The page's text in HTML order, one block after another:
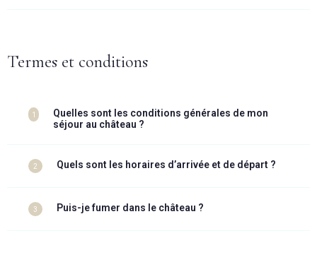
Termes et conditions
1
Quelles sont les conditions générales de mon
séjour au château ?
2 Quels sont les horaires d’arrivée et de départ ?
3 Puis-je fumer dans le château ?